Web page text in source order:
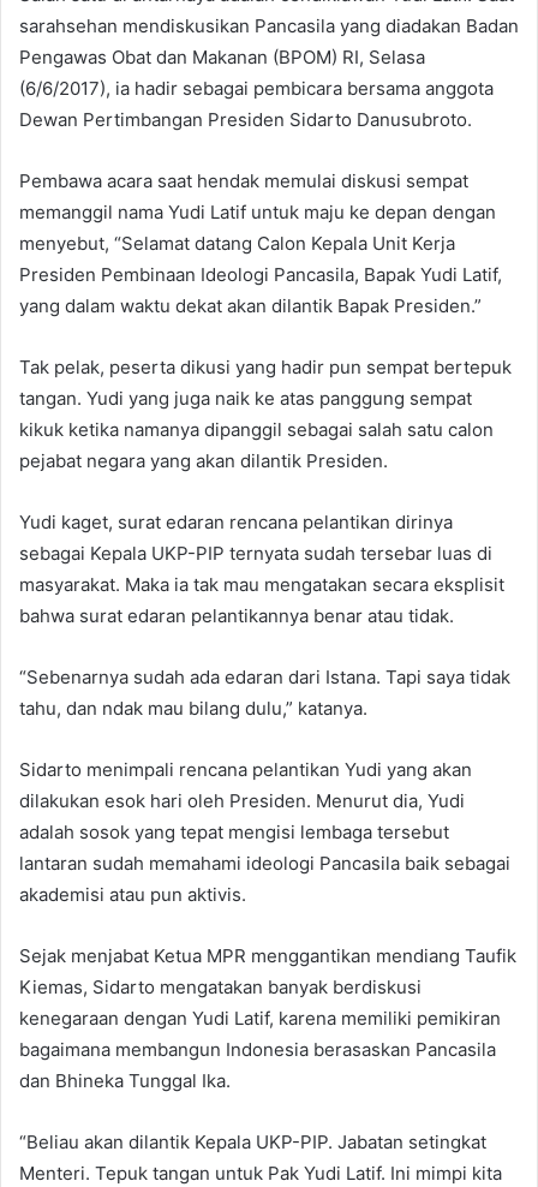
sarahsehan mendiskusikan Pancasila yang diadakan Badan
Pengawas Obat dan Makanan (BPOM) RI, Selasa
(6/6/2017), ia hadir sebagai pembicara bersama anggota
Dewan Pertimbangan Presiden Sidarto Danusubroto.
Pembawa acara saat hendak memulai diskusi sempat
memanggil nama Yudi Latif untuk maju ke depan dengan
menyebut, “Selamat datang Calon Kepala Unit Kerja
Presiden Pembinaan Ideologi Pancasila, Bapak Yudi Latif,
yang dalam waktu dekat akan dilantik Bapak Presiden.”
Tak pelak, peserta dikusi yang hadir pun sempat bertepuk
tangan. Yudi yang juga naik ke atas panggung sempat
kikuk ketika namanya dipanggil sebagai salah satu calon
pejabat negara yang akan dilantik Presiden.
Yudi kaget, surat edaran rencana pelantikan dirinya
sebagai Kepala UKP-PIP ternyata sudah tersebar luas di
masyarakat. Maka ia tak mau mengatakan secara eksplisit
bahwa surat edaran pelantikannya benar atau tidak.
“Sebenarnya sudah ada edaran dari Istana. Tapi saya tidak
tahu, dan ndak mau bilang dulu,” katanya.
Sidarto menimpali rencana pelantikan Yudi yang akan
dilakukan esok hari oleh Presiden. Menurut dia, Yudi
adalah sosok yang tepat mengisi lembaga tersebut
lantaran sudah memahami ideologi Pancasila baik sebagai
akademisi atau pun aktivis.
Sejak menjabat Ketua MPR menggantikan mendiang Taufik
Kiemas, Sidarto mengatakan banyak berdiskusi
kenegaraan dengan Yudi Latif, karena memiliki pemikiran
bagaimana membangun Indonesia berasaskan Pancasila
dan Bhineka Tunggal Ika.
“Beliau akan dilantik Kepala UKP-PIP. Jabatan setingkat
Menteri. Tepuk tangan untuk Pak Yudi Latif. Ini mimpi kita